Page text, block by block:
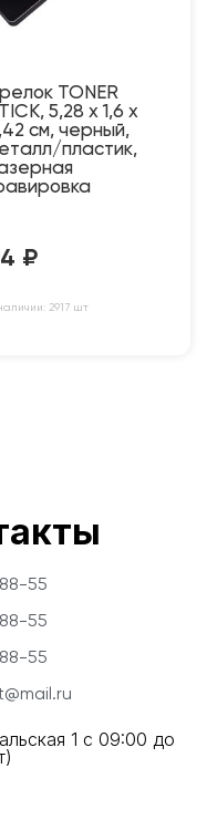
TONER
5,28 x 1,6 x
см, черный,
пластик,
₽
2917 шт
55
55
55
1 с 09:00 до